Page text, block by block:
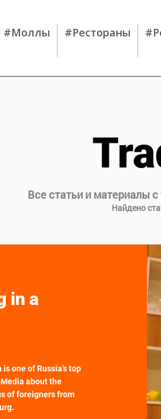
#Моллы #Рестораны
Все статьи и материалы
Найдено
in a
one of Russia’s top
about the
of foreigners from